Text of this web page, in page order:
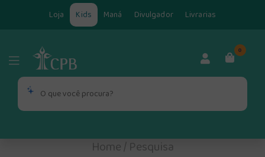
Loja Kids Maná Divulgador Livrarias
0
Home/Pesquisa